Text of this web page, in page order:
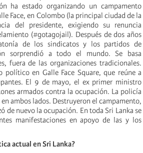
ha estado organizando un campamento
Face, en Colombo (la principal ciudad de la
del presidente, exigiendo su renuncia
(#gotagojail). Después de dos años
de los sindicatos y los partidos de
sorprendió a todo el mundo. Se basa
fuera de las organizaciones tradicionales.
político en Galle Face Square, que reúne a
El 9 de mayo, el ex primer ministro
armados contra la ocupación. La policía
ambos lados. Destruyeron el campamento,
de nuevo la ocupación. En toda Sri Lanka se
manifestaciones en apoyo de las y los
actual en Sri Lanka?